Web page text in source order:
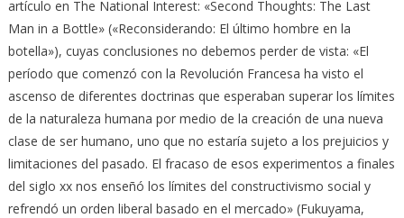
artículo en The National Interest: «Second Thoughts: The Last
Man in a Bottle» («Reconsiderando: El último hombre en la
botella»), cuyas conclusiones no debemos perder de vista: «El
período que comenzó con la Revolución Francesa ha visto el
ascenso de diferentes doctrinas que esperaban superar los límites
de la naturaleza humana por medio de la creación de una nueva
clase de ser humano, uno que no estaría sujeto a los prejuicios y
limitaciones del pasado. El fracaso de esos experimentos a finales
del siglo xx nos enseñó los límites del constructivismo social y
refrendó un orden liberal basado en el mercado» (Fukuyama,